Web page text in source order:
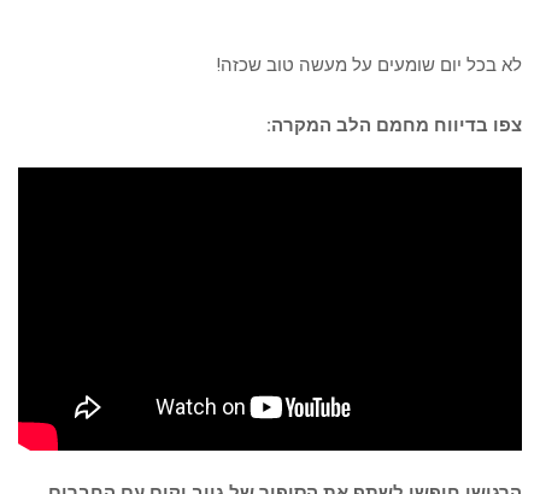
לא בכל יום שומעים על מעשה טוב שכזה!
צפו בדיווח מחמם הלב המקרה: